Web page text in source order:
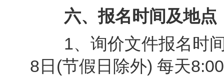
六、报名时间及地点
1、询价文件报名时间
8日(节假日除外) 每天